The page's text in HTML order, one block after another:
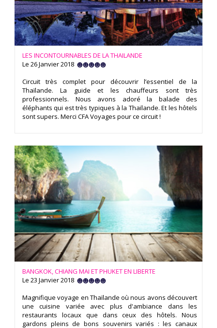
LES INCONTOURNABLES DE LA THAILANDE
Le 26 Janvier 2018
Circuit très complet pour découvrir l’essentiel de la
Thaïlande. La guide et les chauffeurs sont très
professionnels. Nous avons adoré la balade des
éléphants qui est très typiques à la Thaïlande. Et les hôtels
sont supers. Merci CFA Voyages pour ce circuit !
BANGKOK, CHIANG MAI ET PHUKET EN LIBERTE
Le 23 Janvier 2018
Magnifique voyage en Thaïlande où nous avons découvert
une cuisine variée avec plus d'ambiance dans les
restaurants locaux que dans ceux des hôtels. Nous
gardons pleins de bons souvenirs variés : les canaux